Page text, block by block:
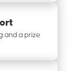
and a prize